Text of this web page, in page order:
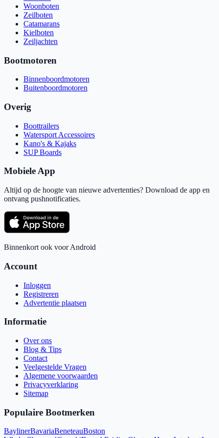
Woonboten
Zeilboten
Catamarans
Kielboten
Zeiljachten
Bootmotoren
Binnenboordmotoren
Buitenboordmotoren
Overig
Boottrailers
Watersport Accessoires
Kano's & Kajaks
SUP Boards
Mobiele App
Altijd op de hoogte van nieuwe advertenties? Download de app en
ontvang pushnotificaties.
Binnenkort ook voor Android
Account
Inloggen
Registreren
Advertentie plaatsen
Informatie
Over ons
Blog & Tips
Contact
Veelgestelde Vragen
Algemene voorwaarden
Privacyverklaring
Sitemap
Populaire Bootmerken
BaylinerBavariaBeneteauBoston